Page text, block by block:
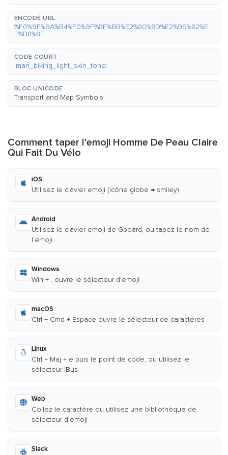
ENCODÉ URL
%F0%9F%9A%B4%F0%9F%8F%BB%E2%80%8D%E2%99%82%E
F%B8%8F
CODE COURT
:man_biking_light_skin_tone:
BLOC UNICODE
Transport and Map Symbols
Comment taper l'emoji Homme De Peau Claire
Qui Fait Du Vélo
iOS
Utilisez le clavier emoji (icône globe → smiley)
Android
Utilisez le clavier emoji de Gboard, ou tapez le nom de
l'emoji
Windows
Win + . ouvre le sélecteur d'emoji
macOS
Ctrl + Cmd + Espace ouvre le sélecteur de caractères
Linux
Ctrl + Maj + e puis le point de code, ou utilisez le
sélecteur IBus
Web
Collez le caractère ou utilisez une bibliothèque de
sélecteur d'emoji
Slack